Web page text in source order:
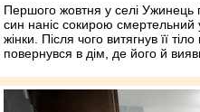
Першого жовтня у селі Ужинець
син наніс сокирою смертельний
жінки. Після чого витягнув її
повернувся в дім, де його й